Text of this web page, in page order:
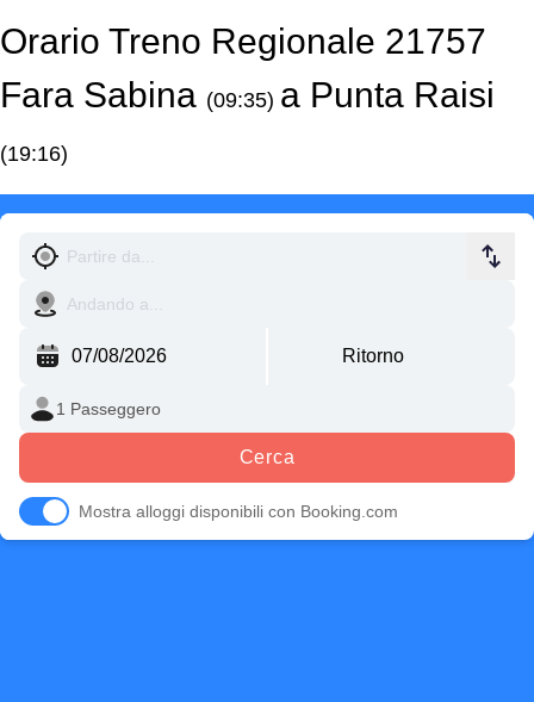
Orario Treno Regionale 21757
Fara Sabina (09:35) a Punta Raisi
(19:16)
Cerca
Mostra alloggi disponibili con Booking.com